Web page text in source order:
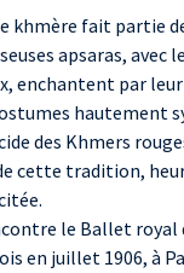
khmère fait partie
apsaras, avec
enchantent par
hautement
des Khmers
cette tradition,
le Ballet royal
en juillet 1906, à